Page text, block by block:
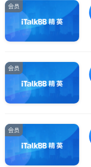
会员
会员
会员